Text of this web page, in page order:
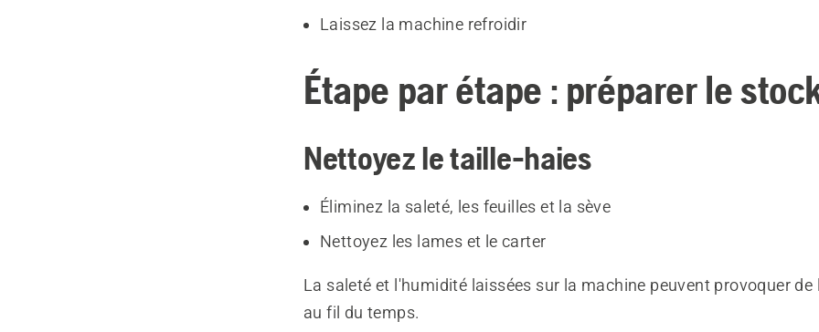
Laissez la machine refroidir
Étape par étape : préparer le
Nettoyez le taille-haies
Éliminez la saleté, les feuilles et la sève
Nettoyez les lames et le carter
La saleté et l'humidité laissées sur la machine peuvent provoquer de
au fil du temps.